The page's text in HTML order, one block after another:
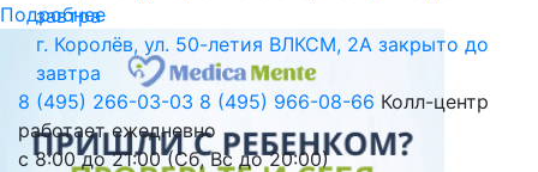
Подробнее
завтра
г. Королёв, ул. 50-летия ВЛКСМ, 2А закрыто до
завтра
8 (495) 266-03-03 8 (495) 966-08-66 Колл-центр
работает ежедневно
с 8:00 до 21:00 (Сб, Вс до 20:00)